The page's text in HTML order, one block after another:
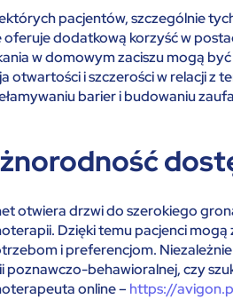
pacjentów, szczególnie
oferuje dodatkową korzyść w
w domowym zaciszu mogą
otwartości i szczerości w relacji z
barier i budowaniu
otwiera drzwi do szerokiego
Dzięki temu pacjenci
i preferencjom.
poznawczo-behawioralnej, czy
online – https://